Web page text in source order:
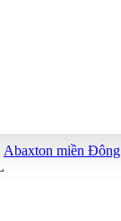
Abaxton miền Đông